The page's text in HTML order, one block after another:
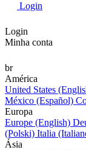
Login
Login
Minha conta
br
América
United States
México (Español)
Europa
Europe (English)
(Polski) Italia
Ásia